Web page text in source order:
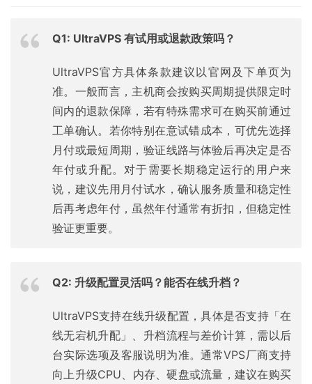
Q1: UltraVPS 有试用或退款政策吗？
UltraVPS官方具体条款建议以官网及下单页为
准。一般而言，主机商会按购买周期提供限定时
间内的退款保障，若有特殊需求可在购买前通过
工单确认。若你特别在意试错成本，可优先选择
月付或最短周期，验证线路与体验后再决定是否
年付或升配。对于需要长期稳定运行的用户来
说，建议先用月付试水，确认服务质量和稳定性
后再考虑年付，虽然年付通常有折扣，但稳定性
验证更重要。
Q2: 升级配置灵活吗？能否在线升档？
UltraVPS支持在线升级配置，具体是否支持「在
线无宕机升配」、升档流程与差价计算，需以后
台实际选项及客服说明为准。通常VPS厂商支持
向上升级CPU、内存、硬盘或流量，建议在购买